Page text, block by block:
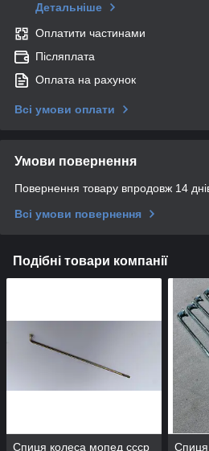
Детальніше
Оплатити частинами
Післяплата
Оплата на рахунок
Всі умови оплати
Умови повернення
Повернення товару впродовж 14
Всі умови повернення
Подібні товари компанії
Спиця колеса мопед ссср
Спиця